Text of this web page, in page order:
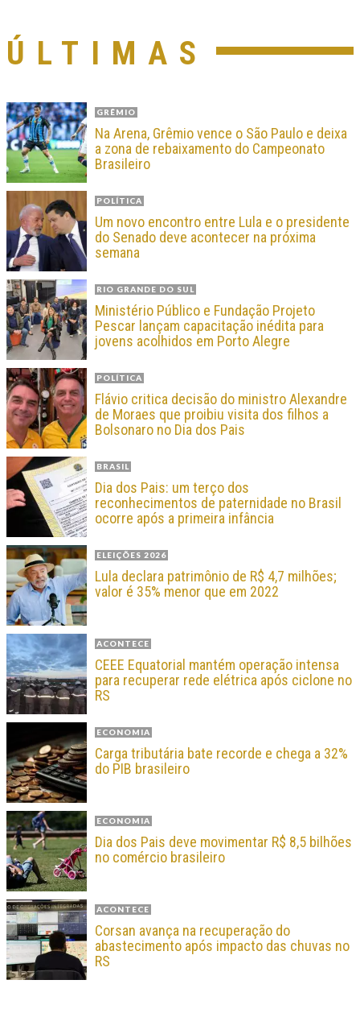
ÚLTIMAS
GRÊMIO
Na Arena, Grêmio vence o São Paulo e deixa
a zona de rebaixamento do Campeonato
Brasileiro
POLÍTICA
Um novo encontro entre Lula e o presidente
do Senado deve acontecer na próxima
semana
RIO GRANDE DO SUL
Ministério Público e Fundação Projeto
Pescar lançam capacitação inédita para
jovens acolhidos em Porto Alegre
POLÍTICA
Flávio critica decisão do ministro Alexandre
de Moraes que proibiu visita dos filhos a
Bolsonaro no Dia dos Pais
BRASIL
Dia dos Pais: um terço dos
reconhecimentos de paternidade no Brasil
ocorre após a primeira infância
ELEIÇÕES 2026
Lula declara patrimônio de R$ 4,7 milhões;
valor é 35% menor que em 2022
ACONTECE
CEEE Equatorial mantém operação intensa
para recuperar rede elétrica após ciclone no
RS
ECONOMIA
Carga tributária bate recorde e chega a 32%
do PIB brasileiro
ECONOMIA
Dia dos Pais deve movimentar R$ 8,5 bilhões
no comércio brasileiro
ACONTECE
Corsan avança na recuperação do
abastecimento após impacto das chuvas no
RS